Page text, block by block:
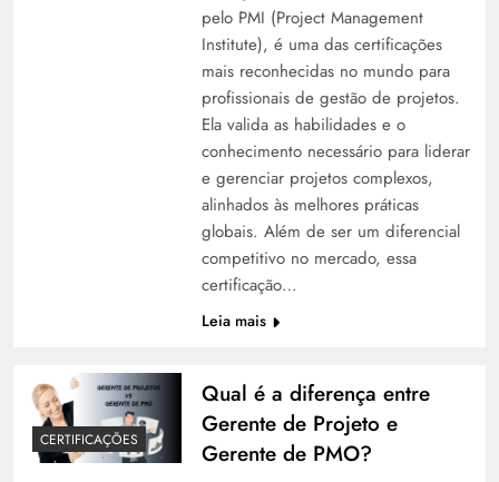
pelo PMI (Project Management
Institute), é uma das certificações
mais reconhecidas no mundo para
profissionais de gestão de projetos.
Ela valida as habilidades e o
conhecimento necessário para liderar
e gerenciar projetos complexos,
alinhados às melhores práticas
globais. Além de ser um diferencial
competitivo no mercado, essa
certificação…
Leia mais
CERTIFICAÇÕES
Qual é a diferença entre
Gerente de Projeto e
Gerente de PMO?